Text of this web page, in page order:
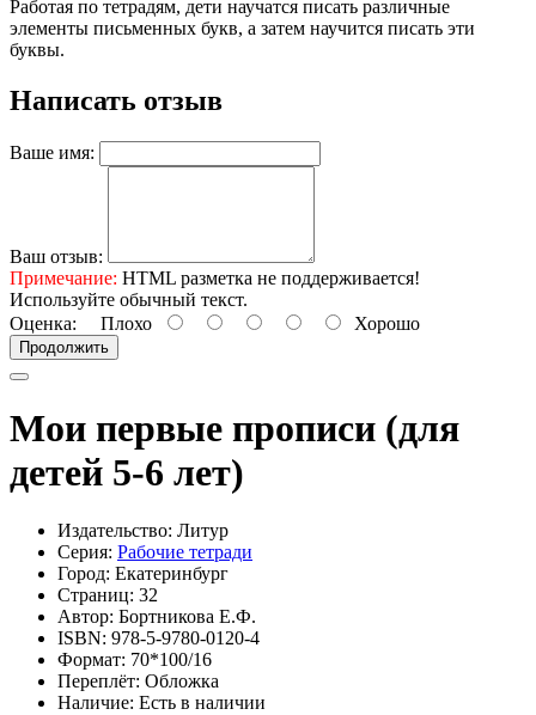
Работая по тетрадям, дети научатся писать различные
элементы письменных букв, а затем научится писать эти
буквы.
Написать отзыв
Ваше имя:
Ваш отзыв:
Примечание: HTML разметка не поддерживается!
Используйте обычный текст.
Оценка: Плохо Хорошо
Продолжить
Мои первые прописи (для
детей 5-6 лет)
Издательство: Литур
Серия: Рабочие тетради
Город: Екатеринбург
Страниц: 32
Автор: Бортникова Е.Ф.
ISBN: 978-5-9780-0120-4
Формат: 70*100/16
Переплёт: Обложка
Наличие: Есть в наличии